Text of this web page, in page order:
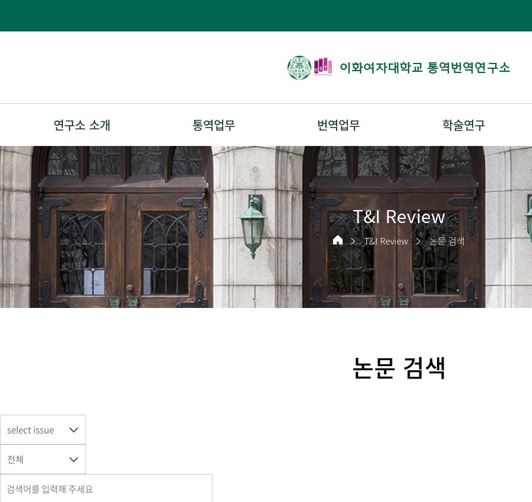
이화여자대학교 통역번역연구소
연구소 소개 통역업무 번역업무 학술연구
T&I Review
T&I Review 논문 검색
논문 검색
select issue
전체